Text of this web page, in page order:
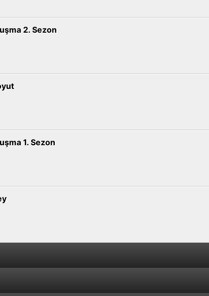
2. Sezon
1. Sezon
Türkiye’de Tekelleşen Film Dağıtımı